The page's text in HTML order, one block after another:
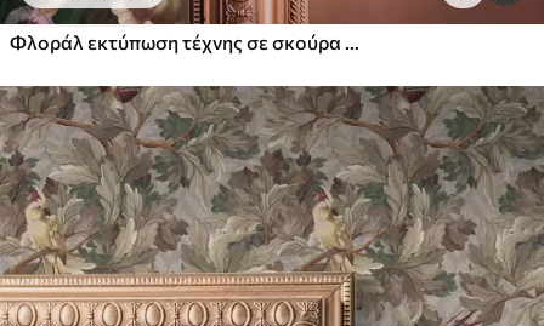
Φλοράλ εκτύπωση τέχνης σε σκούρα χρώματα